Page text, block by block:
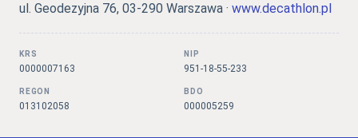
ul. Geodezyjna 76, 03-290 Warszawa · www.decathlon.pl
KRS
0000007163
NIP
951-18-55-233
REGON
013102058
BDO
000005259